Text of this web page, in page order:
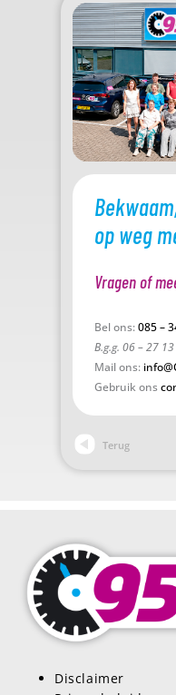
op weg
Vragen of
Bel ons:085 –
B.g.g. 06 – 27
Mail ons:
Gebruik ons
Terug
Disclaimer